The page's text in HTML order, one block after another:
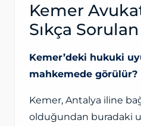
Kemer
Sıkça
Kemer’deki hukuki
mahkemede görülür?
Kemer, Antalya iline
olduğundan buradaki